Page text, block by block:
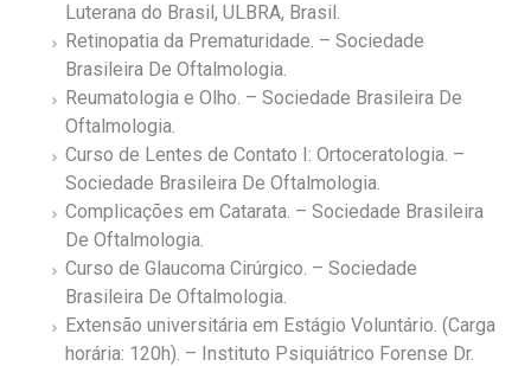
Luterana do Brasil, ULBRA, Brasil.
Retinopatia da Prematuridade. – Sociedade
Brasileira De Oftalmologia.
Reumatologia e Olho. – Sociedade Brasileira De
Oftalmologia.
Curso de Lentes de Contato I: Ortoceratologia. –
Sociedade Brasileira De Oftalmologia.
Complicações em Catarata. – Sociedade Brasileira
De Oftalmologia.
Curso de Glaucoma Cirúrgico. – Sociedade
Brasileira De Oftalmologia.
Extensão universitária em Estágio Voluntário. (Carga
horária: 120h). – Instituto Psiquiátrico Forense Dr.